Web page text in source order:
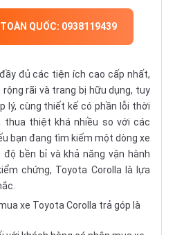
QUỐC: 0938119439
đủ các tiện ích cao cấp nhất,
rãi và trang bị hữu dụng, tuy
lý, cùng thiết kế có phần lỗi thời
thua thiệt khá nhiều so với các
bạn đang tìm kiếm một dòng xe
bền bỉ và khả năng vận hành
chứng, Toyota Corolla là lựa
xe Toyota Corolla trả góp là